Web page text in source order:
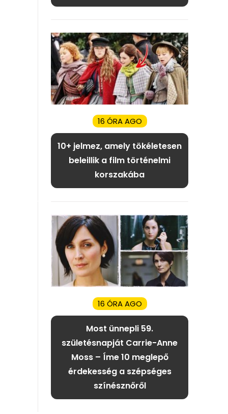
16 ÓRA AGO
10+ jelmez, amely tökéletesen
beleillik a film történelmi
korszakába
16 ÓRA AGO
Most ünnepli 59.
születésnapját Carrie-Anne
Moss – Íme 10 meglepő
érdekesség a szépséges
színésznőről